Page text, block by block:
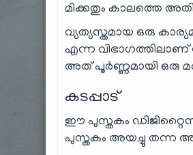
മിക്കതും കാലത്തെ
വ്യത്യസ്തമായ ഒരു
എന്ന വിഭാഗത്തിലാണ്
അത് പൂർണ്ണമായി ഒരു
കടപ്പാട്
ഈ പുസ്തകം ഡിജിറ്റൈസ്
പുസ്തകം അയച്ചു തന്ന